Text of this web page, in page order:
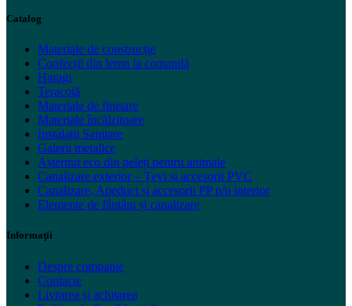
Catalog
Materiale de construcție
Confecții din lemn la comandă
Haragi
Teracotă
Materiale de finisare
Materiale încălzitoare
Instalații Sanitare
Galerii metalice
Așternut eco din peleți pentru animale
Canalizare exterior – Țevi și accesorii PVC
Canalizare, Apeduct și accesorii PP p/u interior
Elemente de fântâni și canalizare
Informaţii
Despre companie
Contacte
Livrarea și achitarea